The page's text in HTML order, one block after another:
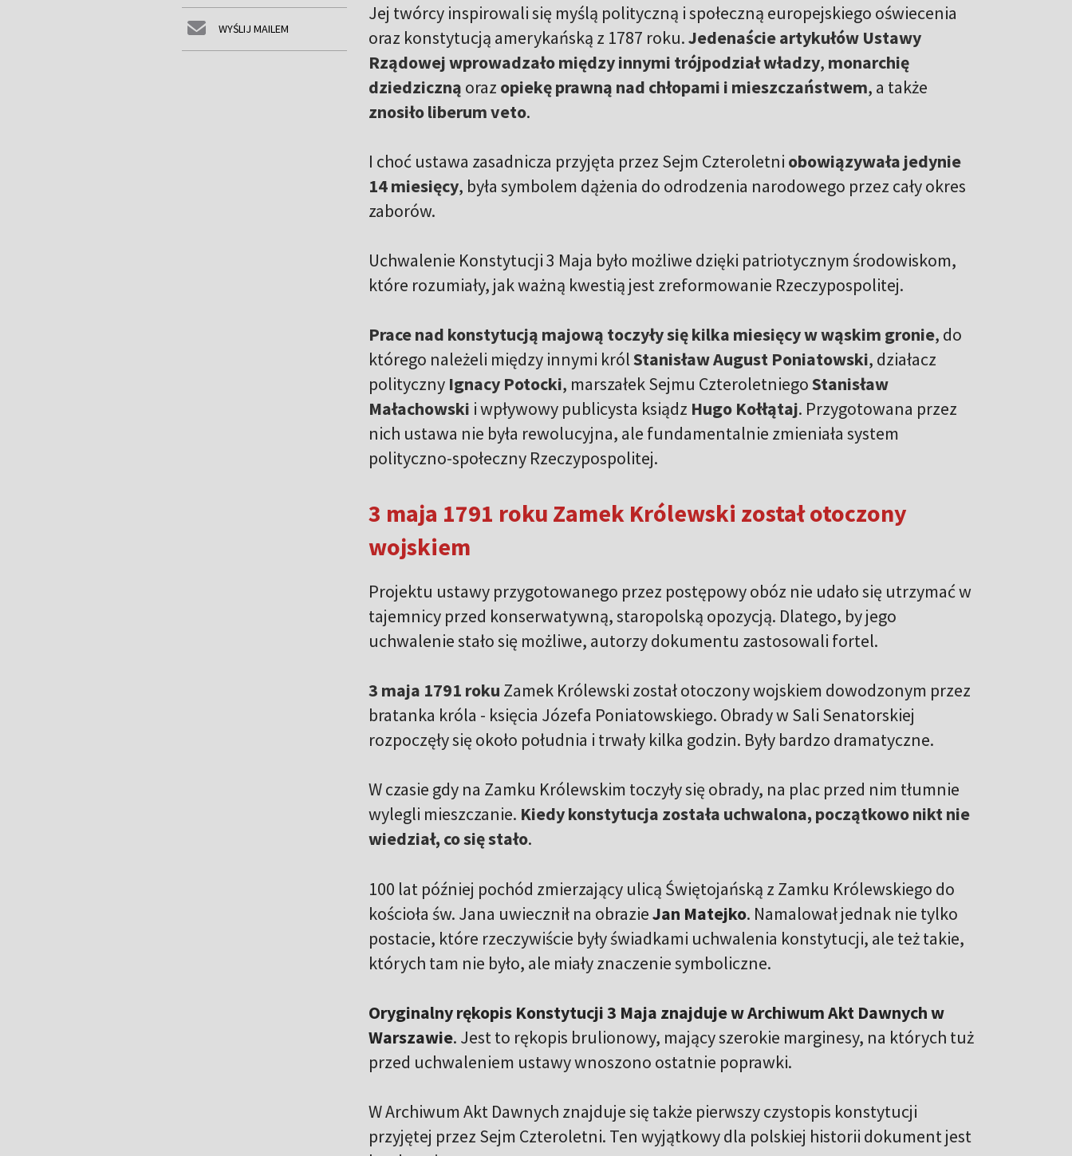
WYŚLIJ MAILEM
Jej twórcy inspirowali się myślą polityczną i społeczną europejskiego oświecenia
oraz konstytucją amerykańską z 1787 roku.Jedenaście artykułów Ustawy
Rządowej wprowadzało między innymi trójpodział władzy, monarchię
dziedziczną oraz opiekę prawną nad chłopami i mieszczaństwem, a także
znosiło liberum veto.
I choć ustawa zasadnicza przyjęta przez Sejm Czteroletni obowiązywała jedynie
14 miesięcy, była symbolem dążenia do odrodzenia narodowego przez cały okres
zaborów.
Uchwalenie Konstytucji 3 Maja było możliwe dzięki patriotycznym środowiskom,
które rozumiały, jak ważną kwestią jest zreformowanie Rzeczypospolitej.
Prace nad konstytucją majową toczyły się kilka miesięcy w wąskim gronie, do
którego należeli między innymi królStanisław August Poniatowski, działacz
polityczny Ignacy Potocki, marszałek Sejmu CzteroletniegoStanisław
Małachowski i wpływowy publicysta ksiądz Hugo Kołłątaj. Przygotowana przez
nich ustawa nie była rewolucyjna, ale fundamentalnie zmieniała system
polityczno-społeczny Rzeczypospolitej.
3 maja 1791 roku Zamek Królewski został otoczony
wojskiem
Projektu ustawy przygotowanego przez postępowy obóz nie udało się utrzymać w
tajemnicy przed konserwatywną, staropolską opozycją. Dlatego, by jego
uchwalenie stało się możliwe, autorzy dokumentu zastosowali fortel.
3 maja 1791 roku Zamek Królewski został otoczony wojskiem dowodzonym przez
bratanka króla - księcia Józefa Poniatowskiego. Obrady w Sali Senatorskiej
rozpoczęły się około południa i trwały kilka godzin. Były bardzo dramatyczne.
W czasie gdy na Zamku Królewskim toczyły się obrady, na plac przed nim tłumnie
wylegli mieszczanie. Kiedy konstytucja została uchwalona, początkowo nikt nie
wiedział, co się stało.
100 lat później pochód zmierzający ulicą Świętojańską z Zamku Królewskiego do
kościoła św. Jana uwiecznił na obrazieJan Matejko. Namalował jednak nie tylko
postacie, które rzeczywiście były świadkami uchwalenia konstytucji, ale też takie,
których tam nie było, ale miały znaczenie symboliczne.
Oryginalny rękopis Konstytucji 3 Maja znajduje w Archiwum Akt Dawnych w
Warszawie. Jest to rękopis brulionowy, mający szerokie marginesy, na których tuż
przed uchwaleniem ustawy wnoszono ostatnie poprawki.
W Archiwum Akt Dawnych znajduje się także pierwszy czystopis konstytucji
przyjętej przez Sejm Czteroletni. Ten wyjątkowy dla polskiej historii dokument jest